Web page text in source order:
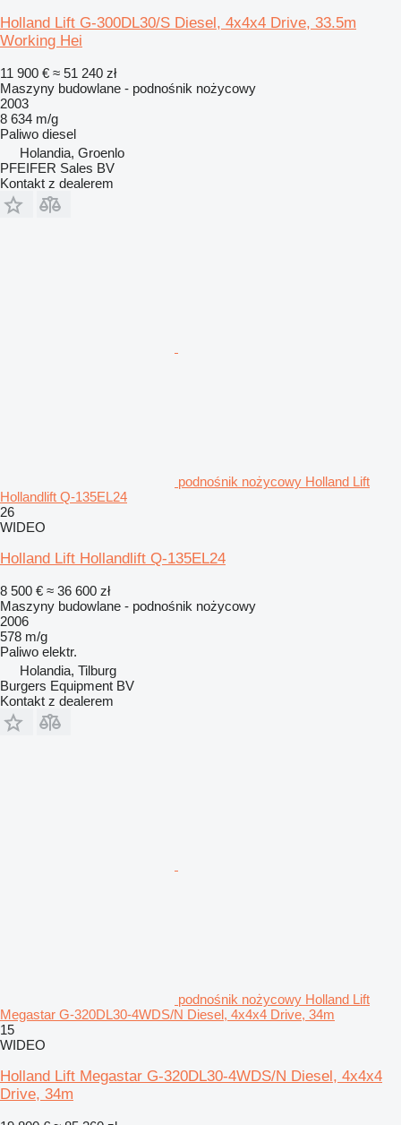
Holland Lift G-300DL30/S Diesel, 4x4x4 Drive, 33.5m
Working Hei
11 900 € ≈ 51 240 zł
Maszyny budowlane - podnośnik nożycowy
2003
8 634 m/g
Paliwo diesel
Holandia, Groenlo
PFEIFER Sales BV
Kontakt z dealerem
podnośnik nożycowy Holland Lift
Hollandlift Q-135EL24
26
WIDEO
Holland Lift Hollandlift Q-135EL24
8 500 € ≈ 36 600 zł
Maszyny budowlane - podnośnik nożycowy
2006
578 m/g
Paliwo elektr.
Holandia, Tilburg
Burgers Equipment BV
Kontakt z dealerem
podnośnik nożycowy Holland Lift
Megastar G-320DL30-4WDS/N Diesel, 4x4x4 Drive, 34m
15
WIDEO
Holland Lift Megastar G-320DL30-4WDS/N Diesel, 4x4x4
Drive, 34m